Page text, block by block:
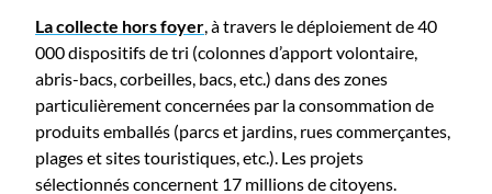
La collecte hors foyer , à travers le déploiement de 40
000 dispositifs de tri (colonnes d’apport volontaire,
abris-bacs, corbeilles, bacs, etc.) dans des zones
particulièrement concernées par la consommation de
produits emballés (parcs et jardins, rues commerçantes,
plages et sites touristiques, etc.). Les projets
sélectionnés concernent 17 millions de citoyens.